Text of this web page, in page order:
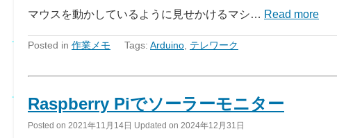
マウスを動かしているように見せかけるマシ… Read more
Posted in 作業メモ Tags: Arduino テレワーク
Raspberry Piでソーラーモニター
Posted on 2021年11月14日 Updated on 2024年12月31日